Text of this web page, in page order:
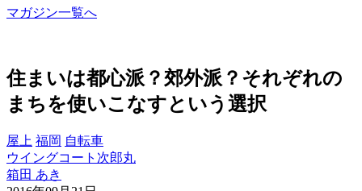
マガジン一覧へ
住まいは都心派？郊外派？それぞれの
まちを使いこなすという選択
屋上 福岡 自転車
ウイングコート次郎丸
箱田 あき